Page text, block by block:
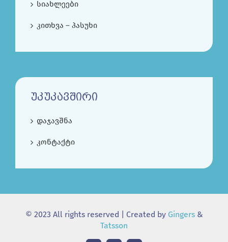
სიახლეები
კითხვა – პასუხი
ᲣᲙᲣᲙᲐᲕᲨᲘᲠᲘ
დაჯავშნა
კონტაქტი
© 2023 All rights reserved | Created by Gingers &
Tatsson